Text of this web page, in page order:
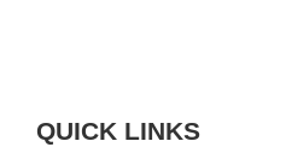
QUICK LINKS